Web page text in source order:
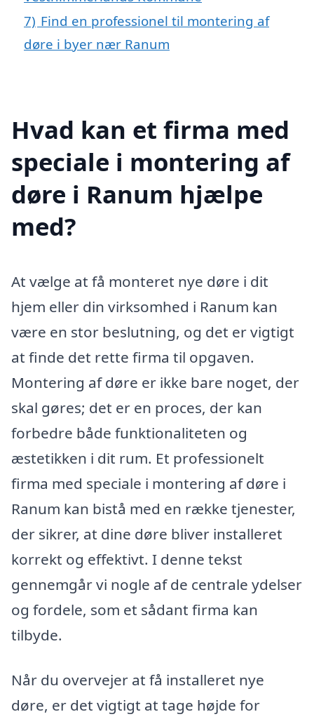
7) Find en professionel til montering af
døre i byer nær Ranum
Hvad kan et firma med
speciale i montering af
døre i Ranum hjælpe
med?
At vælge at få monteret nye døre i dit
hjem eller din virksomhed i Ranum kan
være en stor beslutning, og det er vigtigt
at finde det rette firma til opgaven.
Montering af døre er ikke bare noget, der
skal gøres; det er en proces, der kan
forbedre både funktionaliteten og
æstetikken i dit rum. Et professionelt
firma med speciale i montering af døre i
Ranum kan bistå med en række tjenester,
der sikrer, at dine døre bliver installeret
korrekt og effektivt. I denne tekst
gennemgår vi nogle af de centrale ydelser
og fordele, som et sådant firma kan
tilbyde.
Når du overvejer at få installeret nye
døre, er det vigtigt at tage højde for